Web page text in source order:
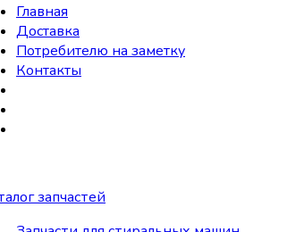
Главная
Доставка
Потребителю на заметку
Контакты
запчастей